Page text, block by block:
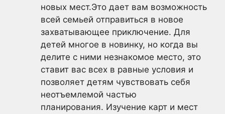
новых мест.Это дает вам возможность
всей семьей отправиться в новое
захватывающее приключение. Для
детей многое в новинку, но когда вы
делите с ними незнакомое место, это
ставит вас всех в равные условия и
позволяет детям чувствовать себя
неотъемлемой частью
планирования. Изучение карт и мест